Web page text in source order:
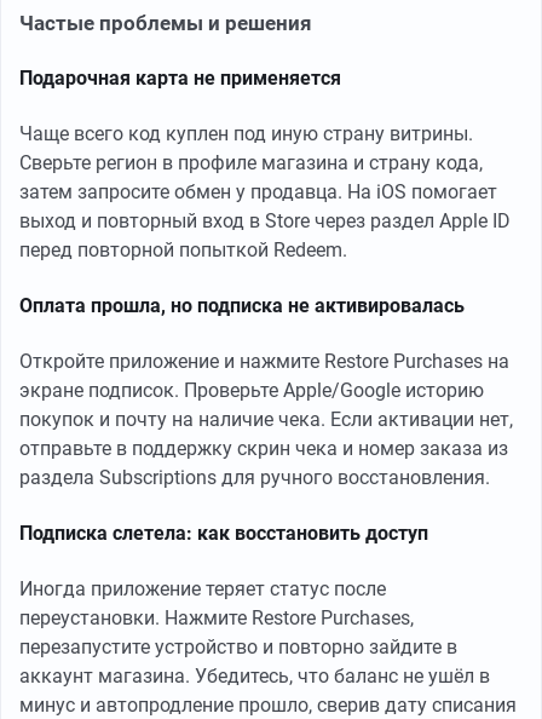
Частые проблемы и решения
Подарочная карта не применяется
Чаще всего код куплен под иную страну витрины.
Сверьте регион в профиле магазина и страну кода,
затем запросите обмен у продавца. На iOS помогает
выход и повторный вход в Store через раздел Apple ID
перед повторной попыткой Redeem.
Оплата прошла, но подписка не активировалась
Откройте приложение и нажмите Restore Purchases на
экране подписок. Проверьте Apple/Google историю
покупок и почту на наличие чека. Если активации нет,
отправьте в поддержку скрин чека и номер заказа из
раздела Subscriptions для ручного восстановления.
Подписка слетела: как восстановить доступ
Иногда приложение теряет статус после
переустановки. Нажмите Restore Purchases,
перезапустите устройство и повторно зайдите в
аккаунт магазина. Убедитесь, что баланс не ушёл в
минус и автопродление прошло, сверив дату списания